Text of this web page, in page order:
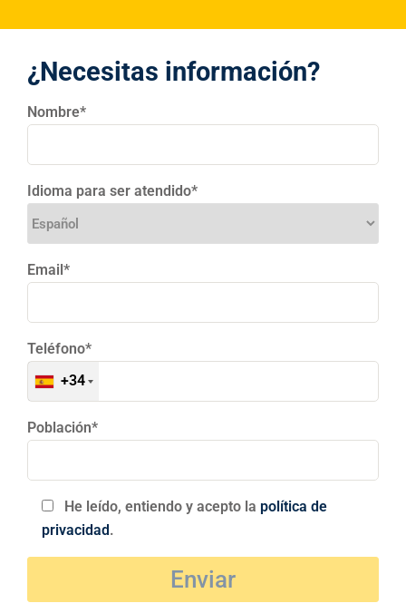
¿Necesitas información?
Nombre*
Idioma para ser atendido*
Email*
Teléfono*
+34
Población*
He leído, entiendo y acepto la política de
privacidad.